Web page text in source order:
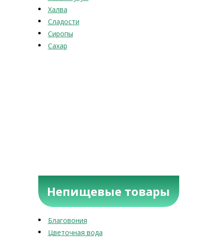
Халва
Сладости
Сиропы
Сахар
Непищевые товары
Благовония
Цветочная вода